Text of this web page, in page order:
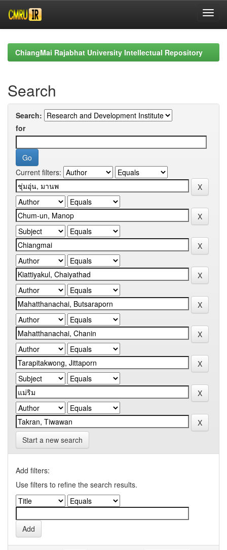
navigationChiangMai Rajabhat University Intellectual Repository
Search
Search:
for
Current filters:
Start a new search
Add filters:
Use filters to refine the search results.